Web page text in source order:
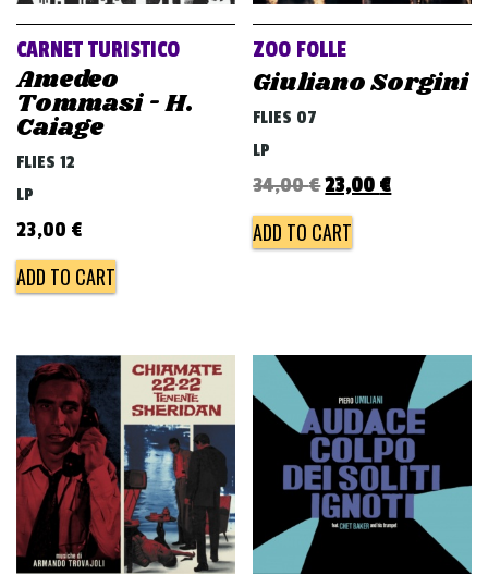
CARNET TURISTICO
Amedeo
Tommasi - H.
Caiage
FLIES 12
LP
23,00 €
ADD TO CART
ZOO FOLLE
Giuliano Sorgini
FLIES 07
LP
34,00€Original
price
was:
23,00 €Current
ADD TO CART